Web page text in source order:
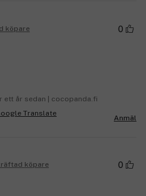
köpare 0
ett år sedan | cocopanda.fi
Anmäl
köpare 0